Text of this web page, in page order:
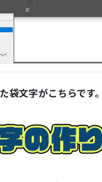
袋文字がこちらです。